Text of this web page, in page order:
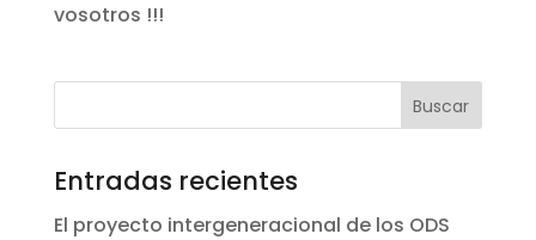
vosotros !!!
Entradas recientes
El proyecto intergeneracional de los ODS